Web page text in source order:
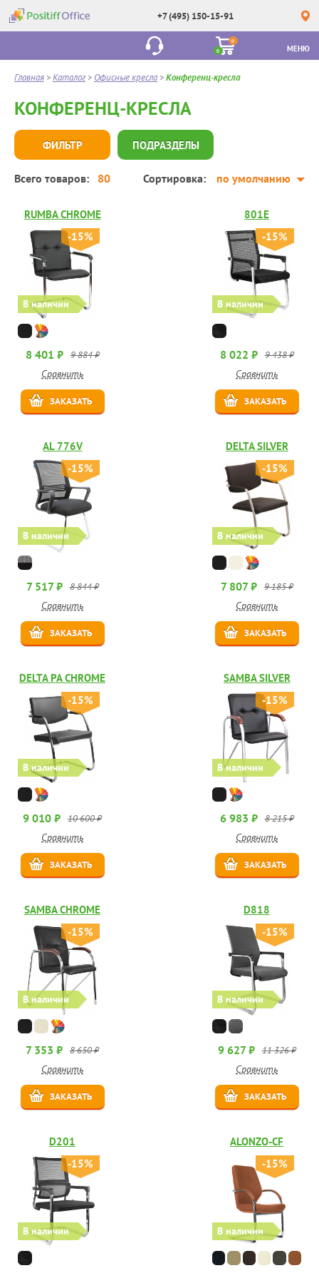
+7 (495) 150-15-91
0
0
МЕНЮ
Главная >Каталог > Офисные кресла >Конференц-кресла
КОНФЕРЕНЦ-КРЕСЛА
ФИЛЬТР ПОДРАЗДЕЛЫ
Всего товаров: 80 Сортировка: по умолчанию
В наличии
-15%
RUMBA CHROME
8 401 ₽ 9 884 ₽
ЗАКАЗАТЬ
Сравнить
В наличии
-15%
801E
8 022 ₽ 9 438 ₽
ЗАКАЗАТЬ
Сравнить
В наличии
-15%
AL 776V
7 517 ₽ 8 844 ₽
ЗАКАЗАТЬ
Сравнить
В наличии
-15%
DELTA SILVER
7 807 ₽ 9 185 ₽
ЗАКАЗАТЬ
Сравнить
В наличии
-15%
DELTA PA CHROME
9 010 ₽ 10 600 ₽
ЗАКАЗАТЬ
Сравнить
В наличии
-15%
SAMBA SILVER
6 983 ₽ 8 215 ₽
ЗАКАЗАТЬ
Сравнить
В наличии
-15%
SAMBA CHROME
7 353 ₽ 8 650 ₽
ЗАКАЗАТЬ
Сравнить
В наличии
-15%
D818
9 627 ₽ 11 326 ₽
ЗАКАЗАТЬ
Сравнить
В наличии
-15%
D201
В наличии
-15%
ALONZO-CF